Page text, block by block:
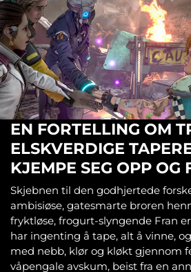
EN FORTELLING OM
ELSKVERDIGE
KJEMPE SEG OPP OG
Skjebnen til den godhjertede
ambisiøse, gatesmarte broren
fryktløse, frogurt-slyngende Fran
har ingenting å tape, alt å vinne,
med nebb, klør og kløkt gjennom
våpengale avskum, beist fra en